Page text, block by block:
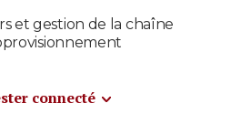
et gestion de la chaîne
connecté